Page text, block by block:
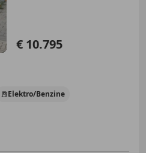
€ 10.795
Elektro/Benzine